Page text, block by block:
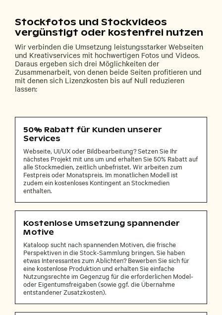
Stockfotos und Stockvideos
vergünstigt oder kostenfrei nutzen
Wir verbinden die Umsetzung leistungsstarker Webseiten
und Kreativservices mit hochwertigen Fotos und Videos.
Daraus ergeben sich drei Möglichkeiten der
Zusammenarbeit, von denen beide Seiten profitieren und
mit denen sich Lizenzkosten bis auf Null reduzieren
lassen:
50% Rabatt für Kunden unserer
Services
Webseite, UI/UX oder Bildbearbeitung? Setzen Sie Ihr
nächstes Projekt mit uns um und erhalten Sie 50% Rabatt auf
alle Stockmedien, zeitlich unbefristet. Wir arbeiten zum
Festpreis oder Monatspreis. Im monatlichen Modell ist
zudem ein kostenloses Kontingent an Stockmedien
enthalten.
Kostenlose Umsetzung spannender
Motive
Kataloop sucht nach spannenden Motiven, die frische
Perspektiven in die Stock-Sammlung bringen. Sie haben
etwas Interessantes zum Ablichten? Bewerben Sie sich für
eine kostenlose Produktion und erhalten Sie einfache
Nutzungsrechte im Gegenzug für die erforderlichen Model-
oder Eigentumsfreigaben (sowie ggf. die Übernahme
entstandener Zusatzkosten).